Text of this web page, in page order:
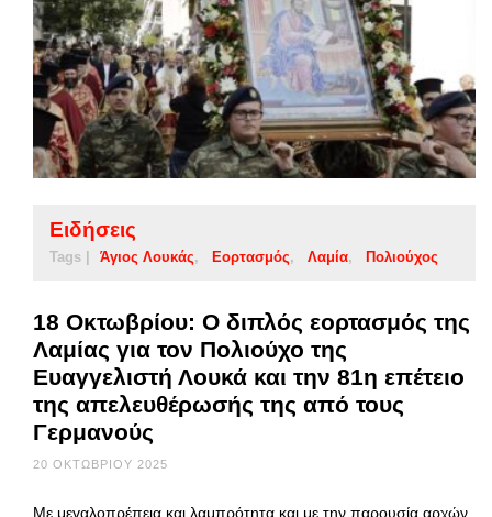
Ειδήσεις
Tags | Άγιος Λουκάς Εορτασμός Λαμία Πολιούχος
18 Οκτωβρίου: Ο διπλός εορτασμός της
Λαμίας για τον Πολιούχο της
Ευαγγελιστή Λουκά και την 81η επέτειο
της απελευθέρωσής της από τους
Γερμανούς
20 ΟΚΤΩΒΡΊΟΥ 2025
Με μεγαλοπρέπεια και λαμπρότητα και με την παρουσία αρχών,